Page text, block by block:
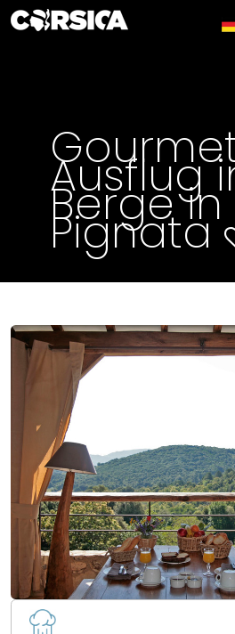
Ausflug
Berge in
Pignata